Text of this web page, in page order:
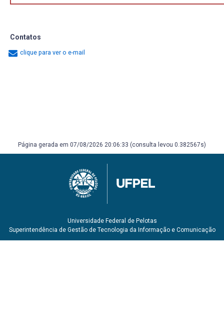
Contatos
clique para ver o e-mail
Página gerada em 07/08/2026 20:06:33 (consulta levou 0.382567s)
Universidade Federal de Pelotas
Superintendência de Gestão de Tecnologia da Informação e Comunicação